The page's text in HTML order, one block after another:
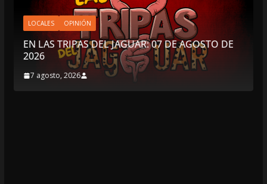
LOCALES OPINIÓN
EN LAS TRIPAS DEL JAGUAR: 07 DE AGOSTO DE
2026
7 agosto, 2026